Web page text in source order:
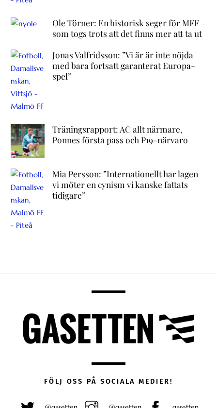
Ole Törner: En historisk seger för MFF –
som togs trots att det finns mer att ta ut
Jonas Valfridsson: ”Vi är är inte nöjda
med bara fortsatt garanterat Europa-
spel”
Träningsrapport: AC allt närmare,
Ponnes första pass och P19-närvaro
Mia Persson: ”Internationellt har lagen
vi möter en cynism vi kanske fattats
tidigare”
FÖLJ OSS PÅ SOCIALA MEDIER!